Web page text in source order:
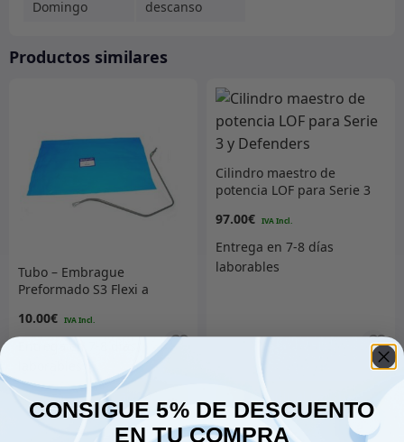
Domingo
descanso
Productos similares
Tubo – Embrague
Preformado S3 Flexi a
10.00€
Añadir al carrito
Cilindro maestro de
potencia LOF para Serie 3
97.00€
Añadir al carrito
CONSIGUE 5% DE DESCUENTO
EN TU COMPRA